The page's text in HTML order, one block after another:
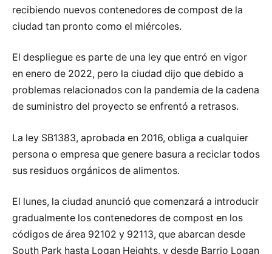
recibiendo nuevos contenedores de compost de la
ciudad tan pronto como el miércoles.
El despliegue es parte de una ley que entró en vigor
en enero de 2022, pero la ciudad dijo que debido a
problemas relacionados con la pandemia de la cadena
de suministro del proyecto se enfrentó a retrasos.
La ley SB1383, aprobada en 2016, obliga a cualquier
persona o empresa que genere basura a reciclar todos
sus residuos orgánicos de alimentos.
El lunes, la ciudad anunció que comenzará a introducir
gradualmente los contenedores de compost en los
códigos de área 92102 y 92113, que abarcan desde
South Park hasta Logan Heights, y desde Barrio Logan